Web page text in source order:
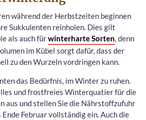
während der Herbstzeiten beginnen
Sukkulenten reinholen. Dies gilt
als auch fürwinterharte Sorten, denn
im Kübel sorgt dafür, dass der
zu den Wurzeln vordringen kann.
das Bedürfnis, im Winter zu ruhen.
und frostfreies Winterquatier für die
aus und stellen Sie die Nährstoffzufuhr
Februar vollständig ein. Auch die